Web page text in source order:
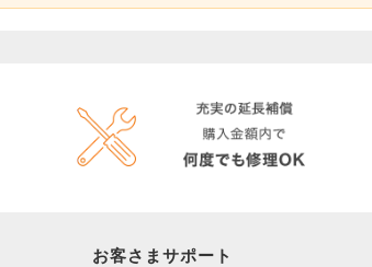
お客さまサポート